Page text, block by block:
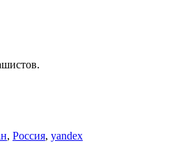
, Россия, yandex